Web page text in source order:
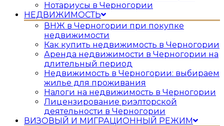
Нотариусы в Черногории
НЕДВИЖИМОСТЬ
ВНЖ в Черногории при покупке
недвижимости
Как купить недвижимость в Черногории
Аренда недвижимости в Черногории на
длительный период
Недвижимость в Черногории: выбираем
жилье для проживания
Налоги на недвижимость в Черногории
Лицензирование риэлторской
деятельности в Черногории
ВИЗОВЫЙ И МИГРАЦИОННЫЙ РЕЖИМ